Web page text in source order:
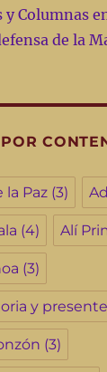
Columnas
de la
la Paz (3)
(4) Alí
(3)
y presente
(3)